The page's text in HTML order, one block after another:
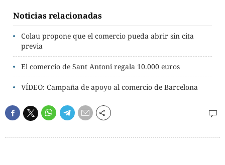
Noticias relacionadas
Colau propone que el comercio pueda abrir sin cita
previa
El comercio de Sant Antoni regala 10.000 euros
VÍDEO: Campaña de apoyo al comercio de Barcelona